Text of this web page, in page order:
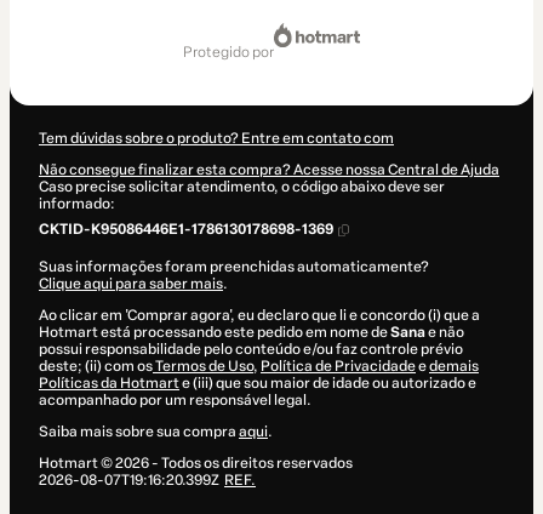
protegido por
Tem dúvidas sobre o produto? Entre em contato com
Não consegue finalizar esta compra? Acesse nossa Central de Ajuda
Caso precise solicitar atendimento, o código abaixo deve ser
informado:
CKTID-K95086446E1-1786130178698-1369
Suas informações foram preenchidas automaticamente?
Clique aqui para saber mais.
Ao clicar em 'Comprar agora', eu declaro que li e concordo (i) que a
Hotmart está processando este pedido em nome deSanae não
possui responsabilidade pelo conteúdo e/ou faz controle prévio
deste; (ii) com osTermos de Uso, Política de Privacidadeedemais
Políticas da Hotmarte (iii) que sou maior de idade ou autorizado e
acompanhado por um responsável legal.
Saiba mais sobre sua compra aqui.
Hotmart ©2026- Todos os direitos reservados
2026-08-07T19:16:20.399Z REF.